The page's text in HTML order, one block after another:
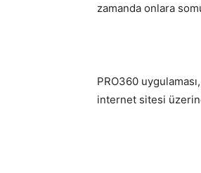
zamanda onlara
PRO360
internet sitesi